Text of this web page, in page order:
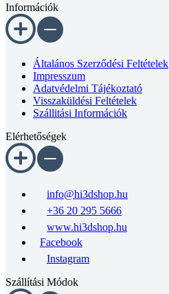
Információk
Általános Szerződési Feltételek
Impresszum
Adatvédelmi Tájékoztató
Visszaküldési Feltételek
Szállitási Információk
Elérhetőségek
info@hi3dshop.hu
+36 20 295 5666
www.hi3dshop.hu
Facebook
Instagram
Szállítási Módok